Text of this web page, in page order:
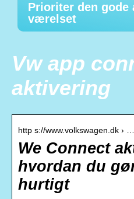
Prioriter den
værelset
Vw app
aktivering
http s://www.volkswagen.dk ›
We Connect
hvordan du
hurtigt